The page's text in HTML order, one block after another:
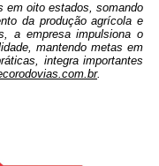
em oito estados, somando
da produção agrícola e
a empresa impulsiona o
mantendo metas em
integra importantes
.